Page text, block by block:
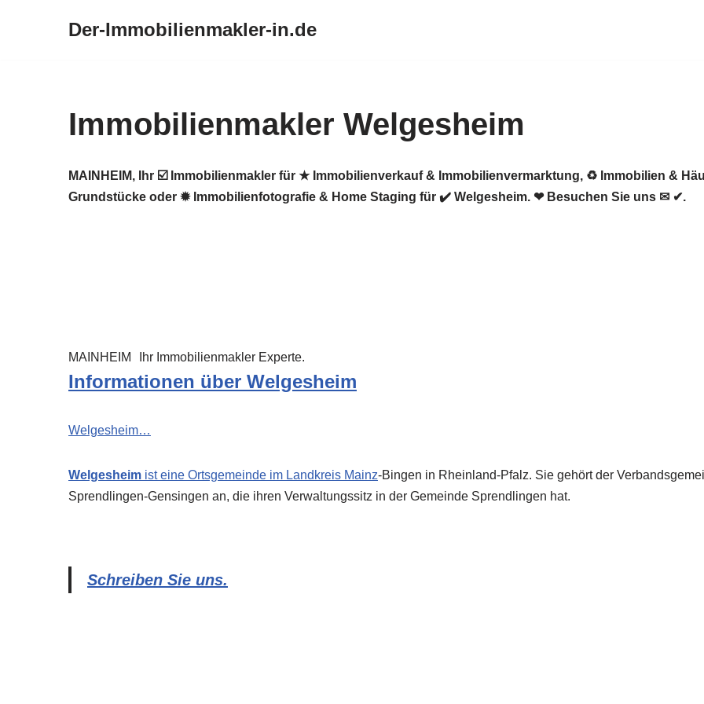
Der-Immobilienmakler-in.de
Immobilienmakler Welgesheim
MAINHEIM, Ihr ☑️ Immobilienmakler für ★ Immobilienverkauf & Immobilienvermarktung, ♻ Immobilien &
Grundstücke oder ✹ Immobilienfotografie & Home Staging für ✔️ Welgesheim. ❤ Besuchen Sie uns ✉ ✔.
MAINHEIM Ihr Immobilienmakler Experte.
Informationen über Welgesheim
Welgesheim…
Welgesheim ist eine Ortsgemeinde im Landkreis Mainz-Bingen in Rheinland-Pfalz. Sie gehört der
Sprendlingen-Gensingen an, die ihren Verwaltungssitz in der Gemeinde Sprendlingen hat.
Schreiben Sie uns.